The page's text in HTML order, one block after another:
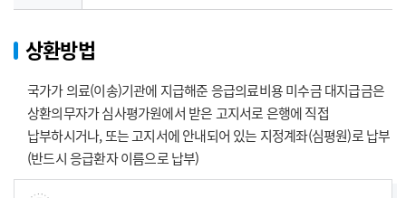
상환방법
국가가 의료(이송)기관에 지급해준 응급의료비용 미수금 대지급금은
상환의무자가 심사평가원에서 받은 고지서로 은행에 직접
납부하시거나, 또는 고지서에 안내되어 있는 지정계좌(심평원)로 납부
(반드시 응급환자 이름으로 납부)